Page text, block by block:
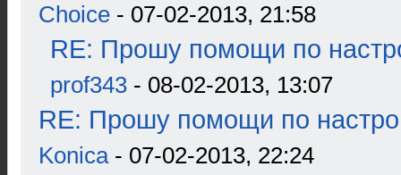
Choice - 07-02-2013, 21:58
RE: Прошу помощи по
prof343 - 08-02-2013, 13:07
RE: Прошу помощи по
Konica- 07-02-2013, 22:24